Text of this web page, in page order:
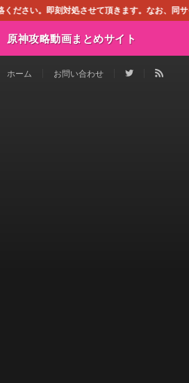
せて頂きます。なお、同サイトはGoogleア
原神攻略動画まとめサイト
ホーム お問い合わせ